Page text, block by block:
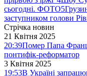
сьогодні. ФОТО5
заступником голови
Стрічка новин
21 Квітня 2025
20:39Помер Папа
понтифік-реформатор
3 Квітня 2025
19:53В Україні